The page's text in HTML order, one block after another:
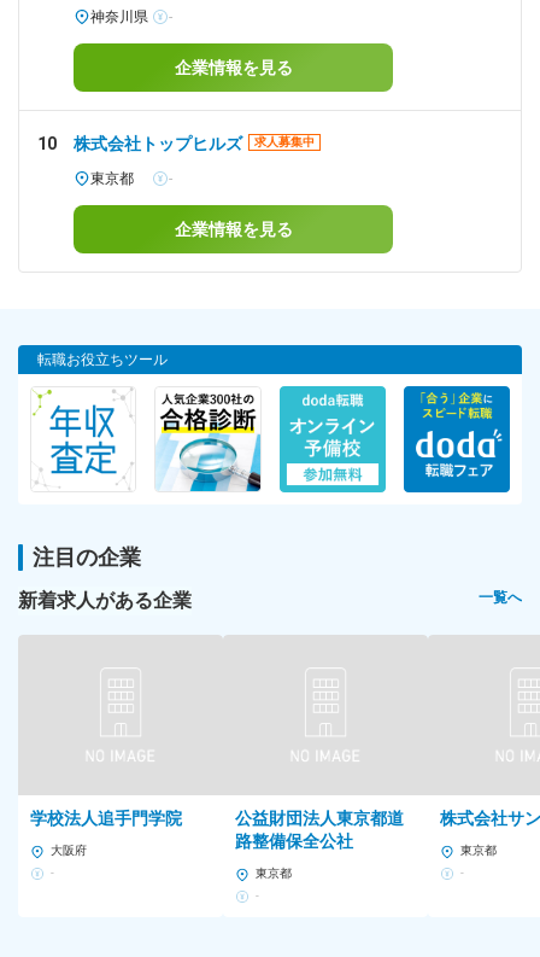
神奈川県 -
企業情報を見る
10 株式会社トップヒルズ 求人募集中
東京都 -
企業情報を見る
転職お役立ちツール
注目の企業
新着求人がある企業 一覧へ
学校法人追手門学院
大阪府
-
公益財団法人東京都道
路整備保全公社
東京都
-
株式会社サ
東京都
-